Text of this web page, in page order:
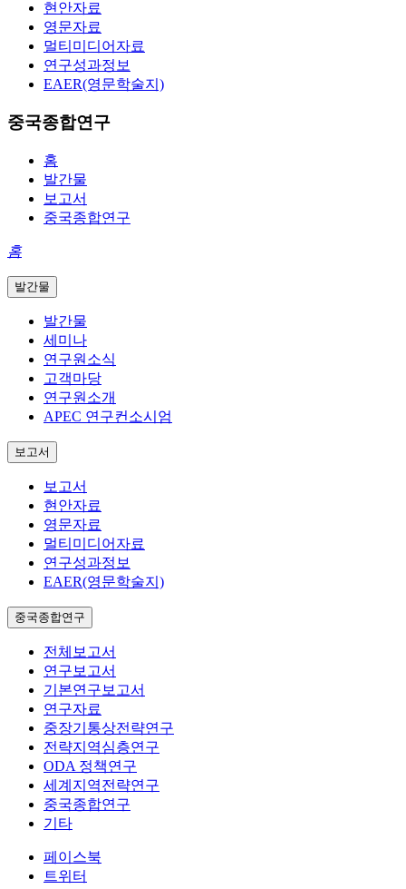
현안자료
영문자료
멀티미디어자료
연구성과정보
EAER(영문학술지)
중국종합연구
홈
발간물
보고서
중국종합연구
홈
발간물
발간물
세미나
연구원소식
고객마당
연구원소개
APEC 연구컨소시엄
보고서
보고서
현안자료
영문자료
멀티미디어자료
연구성과정보
EAER(영문학술지)
중국종합연구
전체보고서
연구보고서
기본연구보고서
연구자료
중장기통상전략연구
전략지역심층연구
ODA 정책연구
세계지역전략연구
중국종합연구
기타
페이스북
트위터